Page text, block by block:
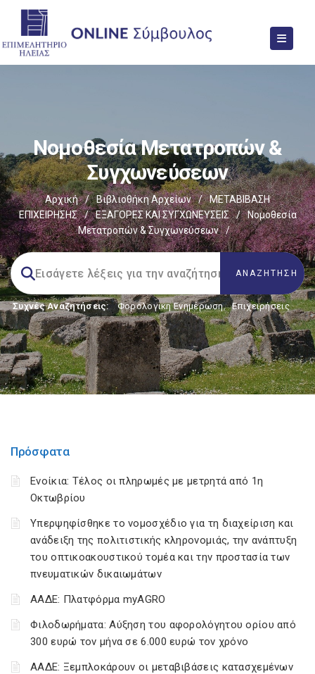
Νομοθεσία Μετατροπών &
Συγχωνεύσεων
Αρχική / Βιβλιοθήκη Αρχείων /
ΜΕΤΑΒΙΒΑΣΗ
ΕΠΙΧΕIΡΗΣΗΣ
/ EΞΑΓΟΡΕΣ ΚΑΙ ΣΥΓΧΩΝΕΥΣΕΙΣ /
Νομοθεσία
Μετατροπών & Συγχωνεύσεων
/
Συχνές Αναζητήσεις: Φορολογικη Ενημέρωση, Επιχειρήσεις
Πρόσφατα
Ενοίκια: Τέλος οι πληρωμές με μετρητά από 1η
Οκτωβρίου
Υπερψηφίσθηκε το νομοσχέδιο για τη διαχείριση και
ανάδειξη της πολιτιστικής κληρονομιάς, την ανάπτυξη
του οπτικοακουστικού τομέα και την προστασία των
πνευματικών δικαιωμάτων
ΑΑΔΕ: Πλατφόρμα myAGRO
Φιλοδωρήματα: Αύξηση του αφορολόγητου ορίου από
300 ευρώ τον μήνα σε 6.000 ευρώ τον χρόνο
ΑΑΔΕ: Ξεμπλοκάρουν οι μεταβιβάσεις κατασχεμένων